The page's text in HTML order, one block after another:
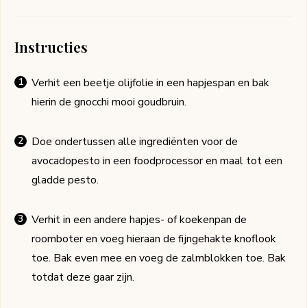
Instructies
Verhit een beetje olijfolie in een hapjespan en bak
hierin de gnocchi mooi goudbruin.
Doe ondertussen alle ingrediënten voor de
avocadopesto in een foodprocessor en maal tot een
gladde pesto.
Verhit in een andere hapjes- of koekenpan de
roomboter en voeg hieraan de fijngehakte knoflook
toe. Bak even mee en voeg de zalmblokken toe. Bak
totdat deze gaar zijn.